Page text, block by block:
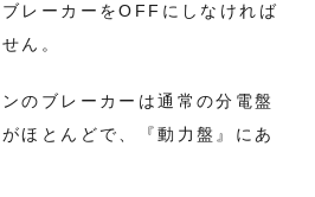
レーカーをOFFにしなければ
ん。
のブレーカーは通常の分電盤
ほとんどで、『動力盤』にあ